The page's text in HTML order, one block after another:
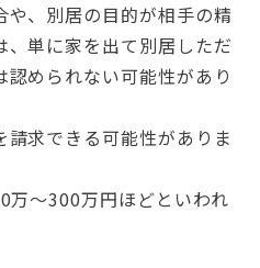
、別居の目的が相手の精
単に家を出て別居しただ
められない可能性があり
求できる可能性がありま
万～300万円ほどといわれ